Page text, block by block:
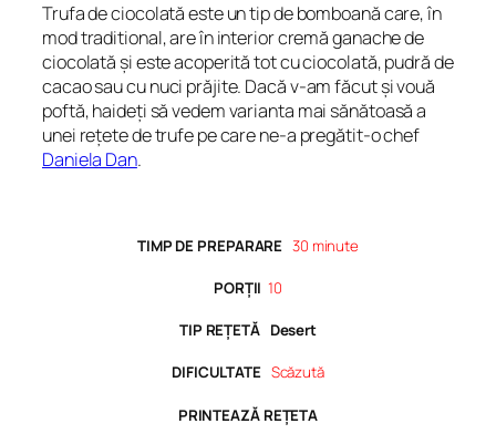
Trufa de ciocolată este un tip de bomboană care, în
mod traditional, are în interior cremă ganache de
ciocolată și este acoperită tot cu ciocolată, pudră de
cacao sau cu nuci prăjite. Dacă v-am făcut și vouă
poftă, haideți să vedem varianta mai sănătoasă a
unei rețete de trufe pe care ne-a pregătit-o chef
Daniela Dan.
TIMP DE PREPARARE 30 minute
PORȚII 10
TIP REȚETĂ Desert
DIFICULTATE Scăzută
PRINTEAZĂ REȚETA